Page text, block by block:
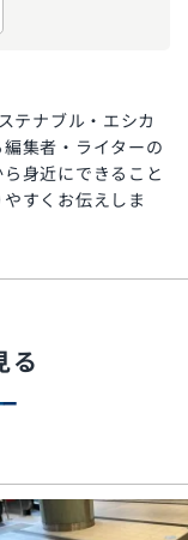
テナブル・エシカ
集者・ライターの
身近にできること
すくお伝えしま
る